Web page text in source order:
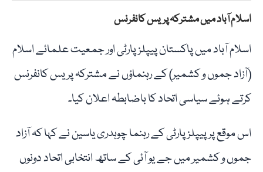
اسلام آباد میں مشترکہ پریس کانفرنس
اسلام آباد میں پاکستان پیپلز پارٹی اور جمعیت علمائے اسلام
(آزاد جموں و کشمیر) کے رہنماؤں نے مشترکہ پریس کانفرنس
کرتے ہوئے سیاسی اتحاد کا باضابطہ اعلان کیا۔
اس موقع پر پیپلز پارٹی کے رہنما چوہدری یاسین نے کہا کہ آزاد
جموں و کشمیر میں جے یو آئی کے ساتھ انتخابی اتحاد دونوں